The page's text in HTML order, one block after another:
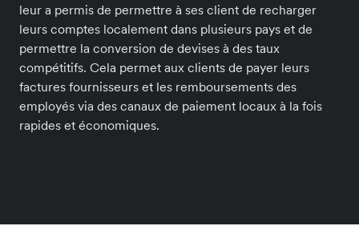
leur a permis de permettre à ses client de recharger
leurs comptes localement dans plusieurs pays et de
permettre la conversion de devises à des taux
compétitifs. Cela permet aux clients de payer leurs
factures fournisseurs et les remboursements des
employés via des canaux de paiement locaux à la fois
rapides et économiques.